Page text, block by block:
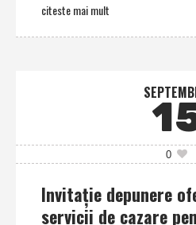
citeste mai mult
0
Invitaţie depunere
servicii de cazare